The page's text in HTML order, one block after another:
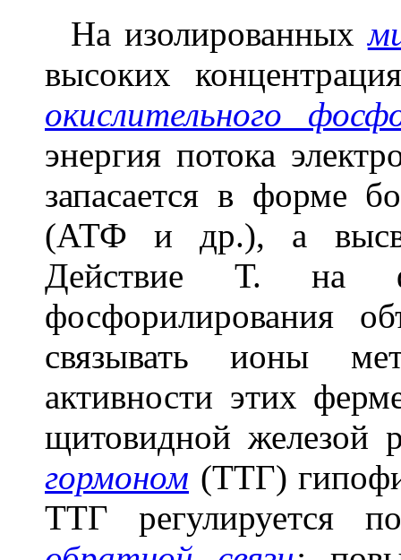
На изолированных
высоких
окислительного
энергия потока
запасается в форме
(АТФ и др.), а
Действие Т. на
фосфорилирования
связывать ионы
активности этих
щитовидной железой
гормоном (ТТГ)
ТТГ регулируется